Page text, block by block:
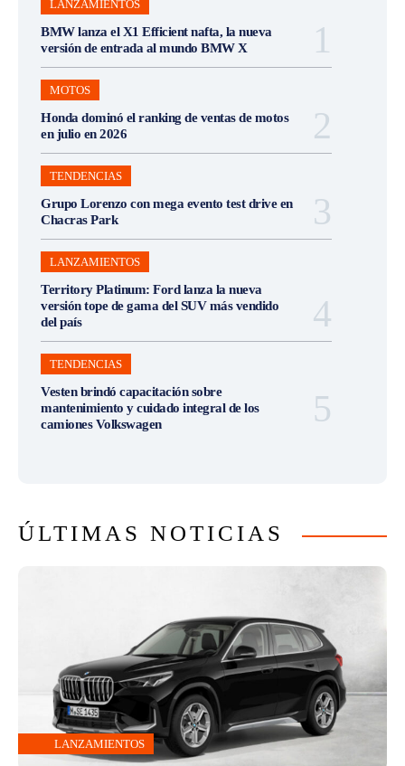
LANZAMIENTOS
BMW lanza el X1 Efficient nafta, la nueva
versión de entrada al mundo BMW X
MOTOS
Honda dominó el ranking de ventas de motos
en julio en 2026
TENDENCIAS
Grupo Lorenzo con mega evento test drive en
Chacras Park
LANZAMIENTOS
Territory Platinum: Ford lanza la nueva
versión tope de gama del SUV más vendido
del país
TENDENCIAS
Vesten brindó capacitación sobre
mantenimiento y cuidado integral de los
camiones Volkswagen
ÚLTIMAS NOTICIAS
LANZAMIENTOS